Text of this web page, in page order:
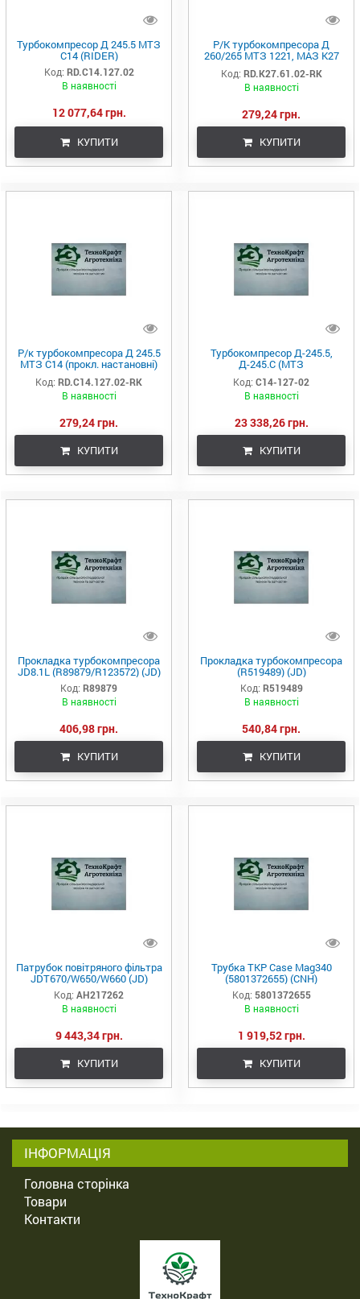
Турбокомпресор Д 245.5 МТЗ
С14 (RIDER)
Код: RD.C14.127.02
В наявності
12 077,64 грн.
КУПИТИ
Р/К турбокомпресора Д
260/265 МТЗ 1221, МАЗ К27
(прокл. настановні) (RIDER)
Код: RD.К27.61.02-RK
В наявності
279,24 грн.
КУПИТИ
Р/к турбокомпресора Д 245.5
МТЗ С14 (прокл. настановні)
(RIDER)
Код: RD.C14.127.02-RK
В наявності
279,24 грн.
КУПИТИ
Турбокомпресор Д-245.5,
Д-245.С (МТЗ
890/950/922/923) (ТКР 6-01.01
/ ТКР 6-00.01) (CZ, Чехія)
Код: С14-127-02
В наявності
23 338,26 грн.
КУПИТИ
Прокладка турбокомпресора
JD8.1L (R89879/R123572) (JD)
Код: R89879
В наявності
406,98 грн.
КУПИТИ
Прокладка турбокомпресора
(R519489) (JD)
Код: R519489
В наявності
540,84 грн.
КУПИТИ
Патрубок повітряного фільтра
JDT670/W650/W660 (JD)
Код: AH217262
В наявності
9 443,34 грн.
КУПИТИ
Трубка ТКР Case Mag340
(5801372655) (CNH)
Код: 5801372655
В наявності
1 919,52 грн.
КУПИТИ
ІНФОРМАЦІЯ
Головна сторінка
Товари
Контакти